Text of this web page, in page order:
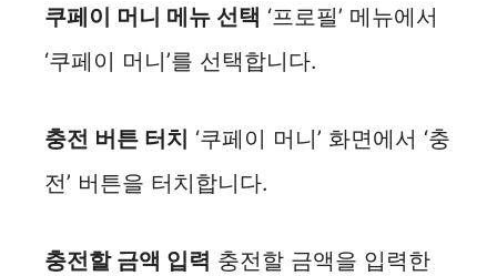
쿠페이 머니 메뉴 선택 ‘프로필’ 메뉴에서
‘쿠페이 머니’를 선택합니다.
충전 버튼 터치 ‘쿠페이 머니’ 화면에서 ‘충
전’ 버튼을 터치합니다.
충전할 금액 입력 충전할 금액을 입력한